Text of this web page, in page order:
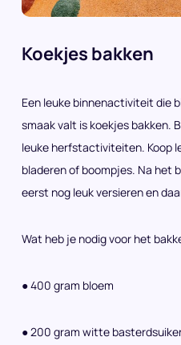
Koekjes bakken
Een leuke binnenactiviteit die
smaak valt is koekjes bakken.
leuke herfstactiviteiten. Koop
bladeren of boompjes. Na het
eerst nog leuk versieren en
Wat heb je nodig voor het
● 400 gram bloem
● 200 gram witte